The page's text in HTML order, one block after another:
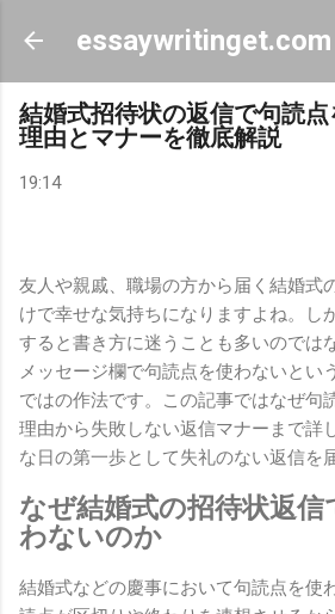
スキップしてメイン コンテ
essaywritinget.com
結婚式招待状の返信で句読
理由とマナーを徹底解説
19:14
友人や親戚、職場の方から届く結婚式
けで幸せな気持ちになりますよね。し
すると書き方に迷うことも多いのでは
メッセージ欄で句読点を使わないとい
ではの作法です。この記事ではなぜ句
理由から失敗しない返信マナーまで詳
な日の第一歩として失礼のない返信を
なぜ結婚式の招待状返信
わないのか
結婚式などの慶事において句読点を使